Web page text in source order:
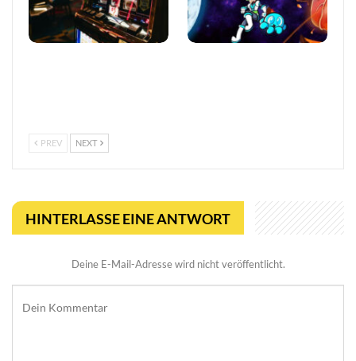
PREV NEXT
HINTERLASSE EINE ANTWORT
Deine E-Mail-Adresse wird nicht veröffentlicht.